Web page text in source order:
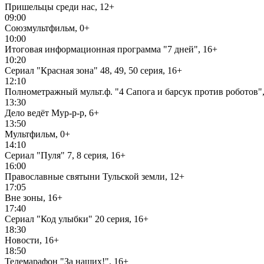
Пришельцы среди нас, 12+
09:00
Союзмультфильм, 0+
10:00
Итоговая информационная программа "7 дней", 16+
10:20
Сериал "Красная зона" 48, 49, 50 серия, 16+
12:10
Полнометражный мульт.ф. "4 Сапога и барсук против
13:30
Дело ведёт Мур-р-р, 6+
13:50
Мультфильм, 0+
14:10
Сериал "Пуля" 7, 8 серия, 16+
16:00
Православные святыни Тульской земли, 12+
17:05
Вне зоны, 16+
17:40
Сериал "Код улыбки" 20 серия, 16+
18:30
Новости, 16+
18:50
Телемарафон "За наших!", 16+